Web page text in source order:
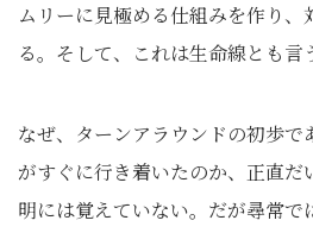
ムリーに見極める仕組みを作り、
る。そして、これは生命線とも言
なぜ、ターンアラウンドの初歩
がすぐに行き着いたのか、正直
明には覚えていない。だが尋常